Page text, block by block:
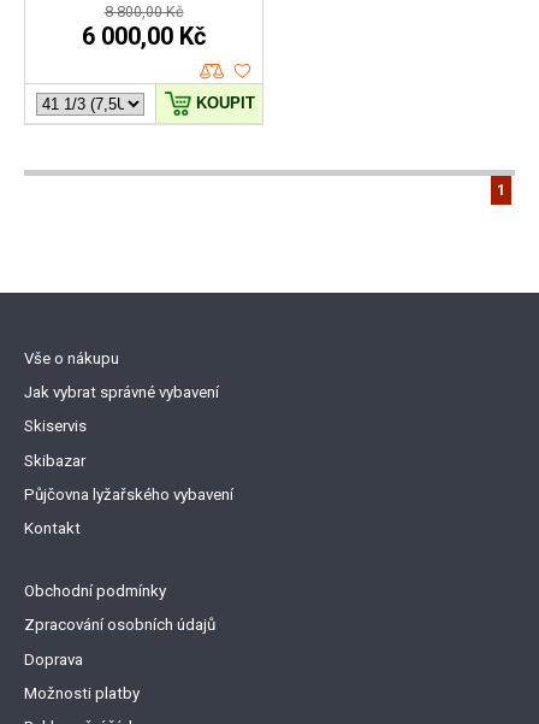
8 800,00 Kč
6 000,00 Kč
KOUPIT
1
Vše o nákupu
Jak vybrat správné vybavení
Skiservis
Skibazar
Půjčovna lyžařského vybavení
Kontakt
Obchodní podmínky
Zpracování osobních údajů
Doprava
Možnosti platby